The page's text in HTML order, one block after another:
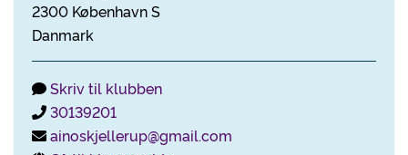
2300 København S
Danmark
Skriv til klubben
30139201
ainoskjellerup@gmail.com